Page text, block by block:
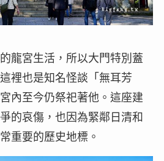
龍宮生活，所以大門特別蓋
裡也是知名怪談「無耳芳
內至今仍祭祀著他。這座建
的哀傷，也因為緊鄰日清和
重要的歷史地標。